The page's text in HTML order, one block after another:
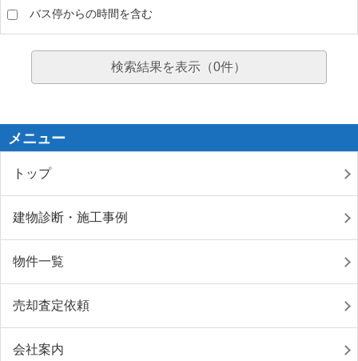
バス停からの時間を含む
検索結果を表示（0件）
メニュー
トップ
建物診断・施工事例
物件一覧
売却査定依頼
会社案内